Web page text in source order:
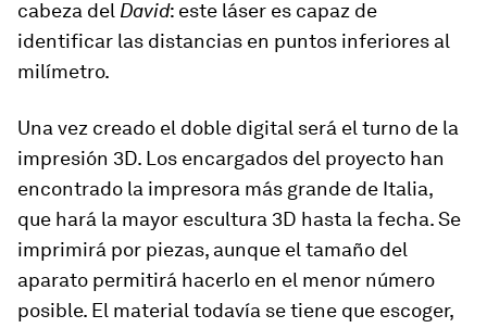
cabeza del David: este láser es capaz de
identificar las distancias en puntos inferiores al
milímetro.
Una vez creado el doble digital será el turno de la
impresión 3D. Los encargados del proyecto han
encontrado la impresora más grande de Italia,
que hará la mayor escultura 3D hasta la fecha. Se
imprimirá por piezas, aunque el tamaño del
aparato permitirá hacerlo en el menor número
posible. El material todavía se tiene que escoger,